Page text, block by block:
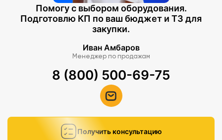
Помогу с выбором оборудования.
Подготовлю КП по ваш бюджет и ТЗ для
закупки.
Иван Амбаров
Менеджер по продажам
8 (800) 500-69-75
Получить консультацию